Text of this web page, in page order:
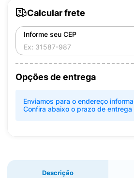
Calcular frete
Informe seu CEP
Opções de entrega
Enviamos para o endereço
Confira abaixo o prazo de
Descrição